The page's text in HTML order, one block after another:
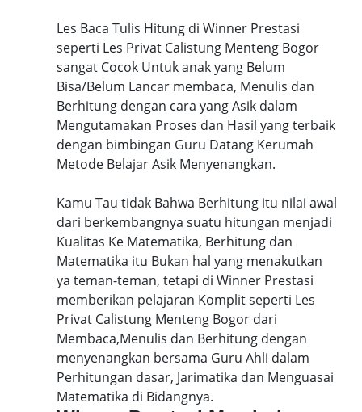
Les Baca Tulis Hitung di Winner Prestasi
seperti Les Privat Calistung Menteng Bogor
sangat Cocok Untuk anak yang Belum
Bisa/Belum Lancar membaca, Menulis dan
Berhitung dengan cara yang Asik dalam
Mengutamakan Proses dan Hasil yang terbaik
dengan bimbingan Guru Datang Kerumah
Metode Belajar Asik Menyenangkan.
Kamu Tau tidak Bahwa Berhitung itu nilai awal
dari berkembangnya suatu hitungan menjadi
Kualitas Ke Matematika, Berhitung dan
Matematika itu Bukan hal yang menakutkan
ya teman-teman, tetapi di Winner Prestasi
memberikan pelajaran Komplit seperti Les
Privat Calistung Menteng Bogor dari
Membaca,Menulis dan Berhitung dengan
menyenangkan bersama Guru Ahli dalam
Perhitungan dasar, Jarimatika dan Menguasai
Matematika di Bidangnya.